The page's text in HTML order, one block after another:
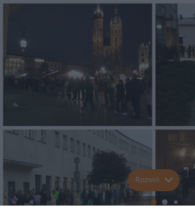
Rozwiń